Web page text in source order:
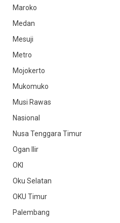
Maroko
Medan
Mesuji
Metro
Mojokerto
Mukomuko
Musi Rawas
Nasional
Nusa Tenggara Timur
Ogan Ilir
OKI
Oku Selatan
OKU Timur
Palembang